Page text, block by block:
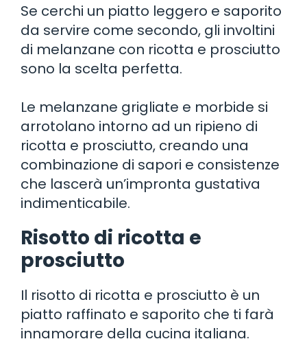
Se cerchi un piatto leggero e saporito
da servire come secondo, gli involtini
di melanzane con ricotta e prosciutto
sono la scelta perfetta.
Le melanzane grigliate e morbide si
arrotolano intorno ad un ripieno di
ricotta e prosciutto, creando una
combinazione di sapori e consistenze
che lascerà un’impronta gustativa
indimenticabile.
Risotto di ricotta e
prosciutto
Il risotto di ricotta e prosciutto è un
piatto raffinato e saporito che ti farà
innamorare della cucina italiana.